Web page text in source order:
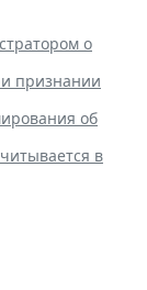
о
признании
об
в